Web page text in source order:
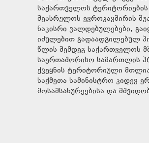
საქართველოს ტერიტორიების
შეასრულოს ევროკავშირის
ნაკისრი ვალდებულებები,
იძულებით გადაადგილებულ
წლის შემდეგ საქართველოს
საერთაშორისო სამართლის
ქვეყნის ტერიტორიული
საქმეთა სამინისტრო კიდევ
მოსამსახურეებისა და